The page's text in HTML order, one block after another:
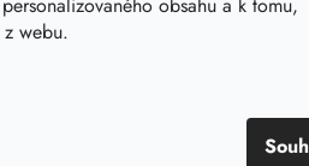
webu.
DARK
DARK
překrytí